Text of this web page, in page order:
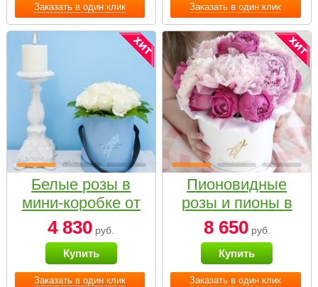
Заказать в один клик Заказать в один клик
Заказать в один клик
Белые розы в
мини-коробке от
Bella Fiori
4 830 руб.
Купить
Заказать в один клик
Пионовидные
розы и пионы в
белой коробке
Small
8 650руб.
Купить